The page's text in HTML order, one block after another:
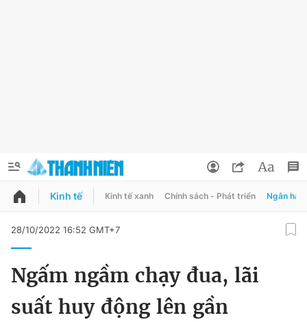
QUẢNG CÁO
Chuyên mục
Đổi mật khẩu
Tin đã lưu
Kinh tế Kinh tế xanh Chính sách - Phát triển Ngân
28/10/2022 16:52 GMT+7
Ngấm ngầm chạy đua, lãi
suất huy động lên gần